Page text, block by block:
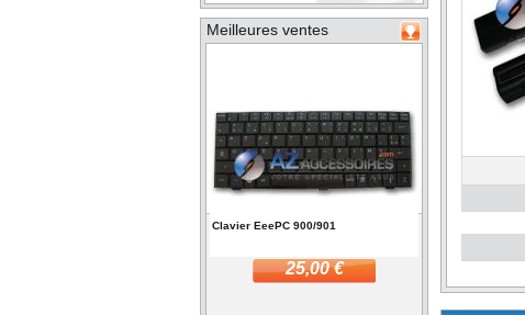
Meilleures ventes
Clavier EeePC 900/901
25,00 €